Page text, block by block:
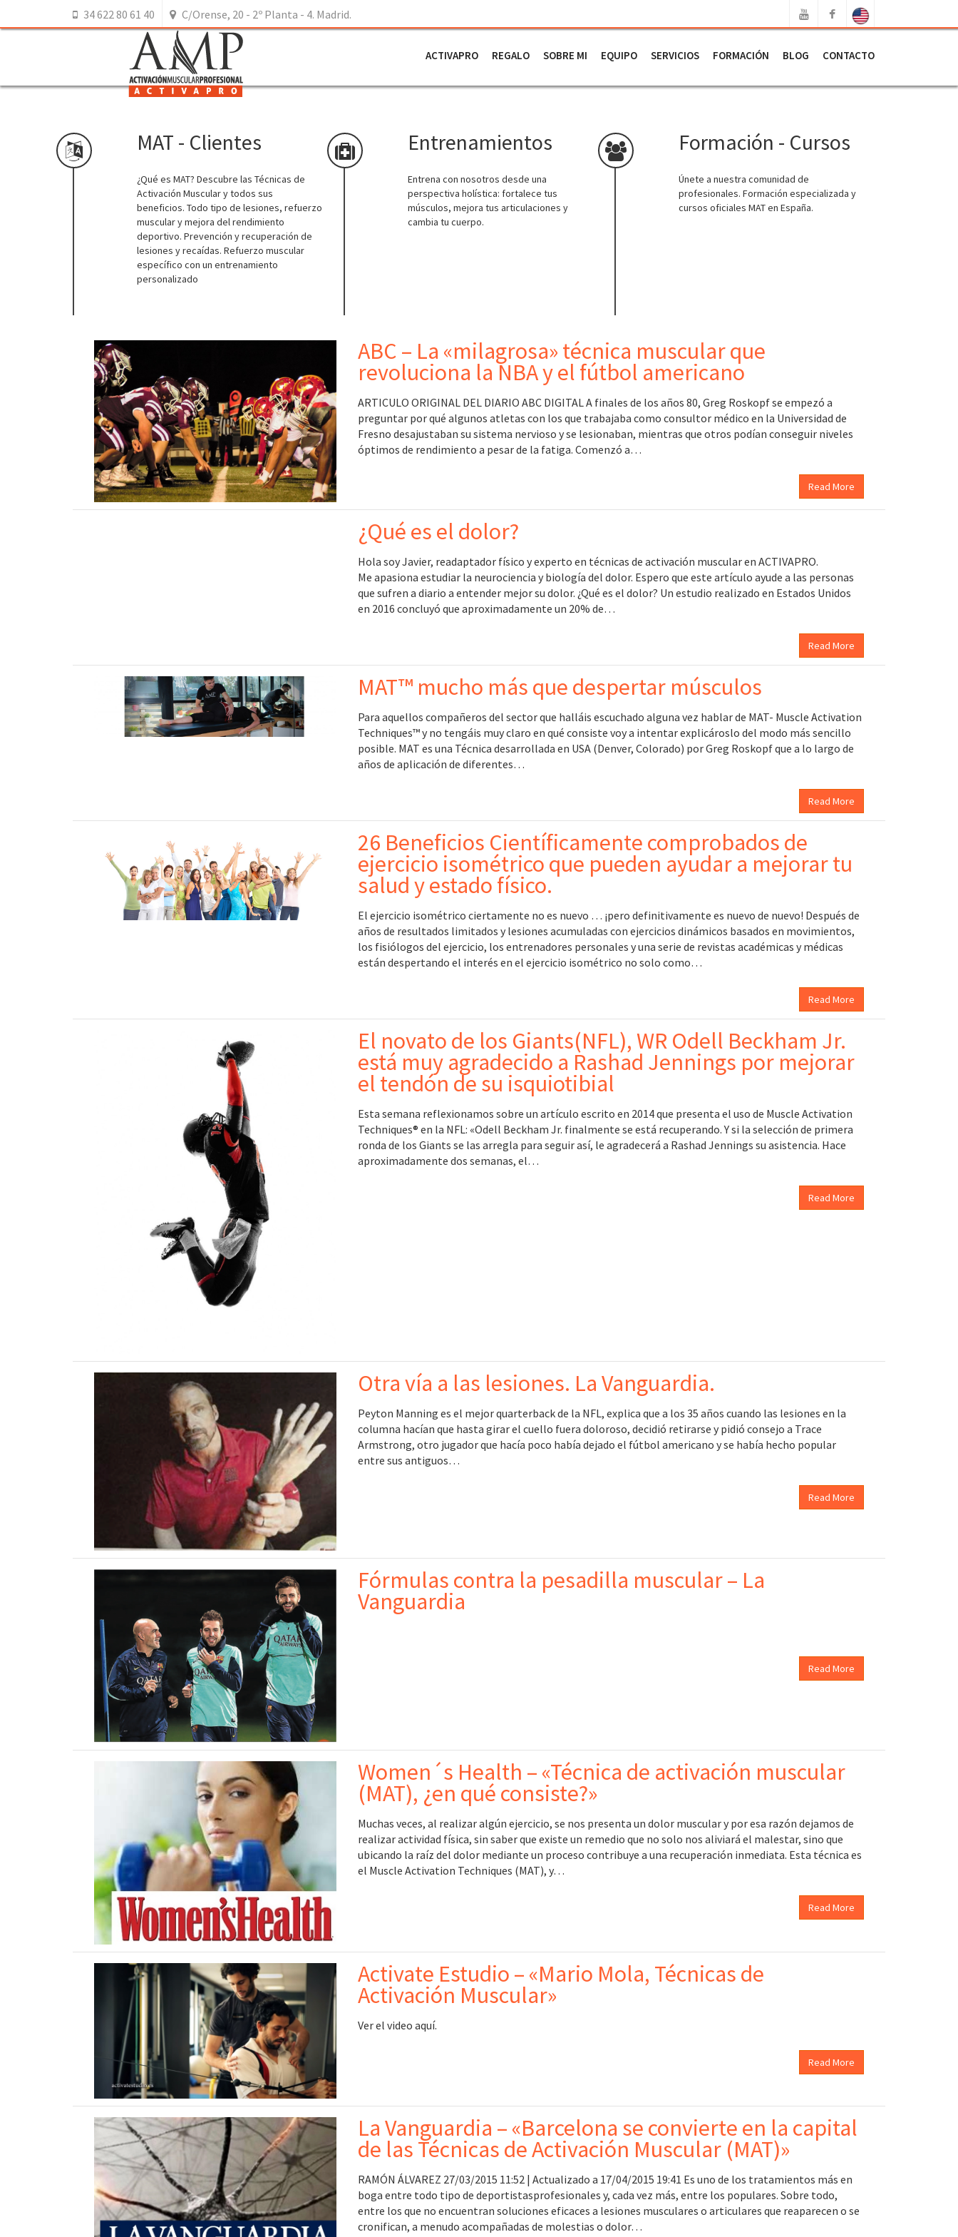
34 622 80 61 40 C/Orense, 20 - 2º Planta - 4. Madrid.
Skip
ACTIVAPRO REGALO SOBRE MI EQUIPO SERVICIOS FORMACIÓN BLOG CONTACTO
MAT - Clientes
¿Qué es MAT? Descubre las Técnicas de
Activación Muscular y todos sus
beneficios. Todo tipo de lesiones, refuerzo
muscular y mejora del rendimiento
deportivo. Prevención y recuperación de
lesiones y recaídas. Refuerzo muscular
específico con un entrenamiento
personalizado
Entrenamientos
Entrena con nosotros desde una
perspectiva holística: fortalece tus
músculos, mejora tus articulaciones y
cambia tu cuerpo.
Formación - Cursos
Únete a nuestra comunidad de
profesionales. Formación especializada y
cursos oficiales MAT en España.
ABC – La «milagrosa» técnica muscular que
revoluciona la NBA y el fútbol americano
ARTICULO ORIGINAL DEL DIARIO ABC DIGITAL A finales de los años 80, Greg Roskopf se empezó a
preguntar por qué algunos atletas con los que trabajaba como consultor médico en la Universidad de
Fresno desajustaban su sistema nervioso y se lesionaban, mientras que otros podían conseguir niveles
óptimos de rendimiento a pesar de la fatiga. Comenzó a…
Read More
¿Qué es el dolor?
Hola soy Javier, readaptador físico y experto en técnicas de activación muscular en ACTIVAPRO.
Me apasiona estudiar la neurociencia y biología del dolor. Espero que este artículo ayude a las personas
que sufren a diario a entender mejor su dolor. ¿Qué es el dolor? Un estudio realizado en Estados Unidos
en 2016 concluyó que aproximadamente un 20% de…
Read More
MAT™ mucho más que despertar músculos
Para aquellos compañeros del sector que halláis escuchado alguna vez hablar de MAT- Muscle Activation
Techniques™ y no tengáis muy claro en qué consiste voy a intentar explicároslo del modo más sencillo
posible. MAT es una Técnica desarrollada en USA (Denver, Colorado) por Greg Roskopf que a lo largo de
años de aplicación de diferentes…
Read More
26 Beneficios Científicamente comprobados de
ejercicio isométrico que pueden ayudar a mejorar tu
salud y estado físico.
El ejercicio isométrico ciertamente no es nuevo … ¡pero definitivamente es nuevo de nuevo! Después de
años de resultados limitados y lesiones acumuladas con ejercicios dinámicos basados ​​en movimientos,
los fisiólogos del ejercicio, los entrenadores personales y una serie de revistas académicas y médicas
están despertando el interés en el ejercicio isométrico no solo como…
Read More
El novato de los Giants(NFL), WR Odell Beckham Jr.
está muy agradecido a Rashad Jennings por mejorar
el tendón de su isquiotibial
Esta semana reflexionamos sobre un artículo escrito en 2014 que presenta el uso de Muscle Activation
Techniques® en la NFL: «Odell Beckham Jr. finalmente se está recuperando. Y si la selección de primera
ronda de los Giants se las arregla para seguir así, le agradecerá a Rashad Jennings su asistencia. Hace
aproximadamente dos semanas, el…
Read More
Otra vía a las lesiones. La Vanguardia.
Peyton Manning es el mejor quarterback de la NFL, explica que a los 35 años cuando las lesiones en la
columna hacían que hasta girar el cuello fuera doloroso, decidió retirarse y pidió consejo a Trace
Armstrong, otro jugador que hacía poco había dejado el fútbol americano y se había hecho popular
entre sus antiguos…
Read More
Fórmulas contra la pesadilla muscular – La
Vanguardia
Read More
Women´s Health – «Técnica de activación muscular
(MAT), ¿en qué consiste?»
Muchas veces, al realizar algún ejercicio, se nos presenta un dolor muscular y por esa razón dejamos de
realizar actividad física, sin saber que existe un remedio que no solo nos aliviará el malestar, sino que
ubicando la raíz del dolor mediante un proceso contribuye a una recuperación inmediata. Esta técnica es
el Muscle Activation Techniques (MAT), y…
Read More
Activate Estudio – «Mario Mola, Técnicas de
Activación Muscular»
Ver el video aquí.
Read More
La Vanguardia – «Barcelona se convierte en la capital
de las Técnicas de Activación Muscular (MAT)»
RAMÓN ÁLVAREZ 27/03/2015 11:52 | Actualizado a 17/04/2015 19:41 Es uno de los tratamientos más en
boga entre todo tipo de deportistasprofesionales y, cada vez más, entre los populares. Sobre todo,
entre los que no encuentran soluciones eficaces a lesiones musculares o articulares que reaparecen o se
cronifican, a menudo acompañadas de molestias o dolor…